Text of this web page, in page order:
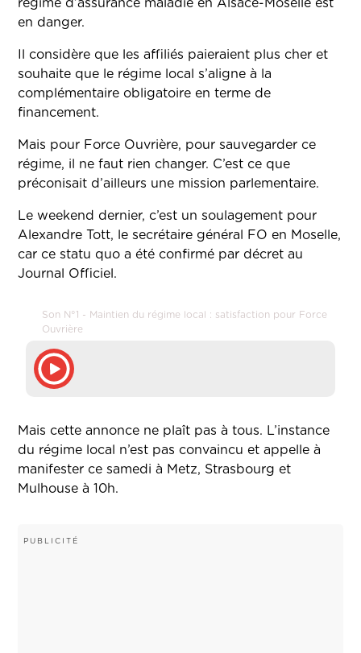
régime d’assurance maladie en Alsace-Moselle est
en danger.
Il considère que les affiliés paieraient plus cher et
souhaite que le régime local s’aligne à la
complémentaire obligatoire en terme de
financement.
Mais pour Force Ouvrière, pour sauvegarder ce
régime, il ne faut rien changer. C’est ce que
préconisait d’ailleurs une mission parlementaire.
Le weekend dernier, c’est un soulagement pour
Alexandre Tott, le secrétaire général FO en Moselle,
car ce statu quo a été confirmé par décret au
Journal Officiel.
Son N°1 - Maintien du régime local : satisfaction pour Force
Ouvrière
Mais cette annonce ne plaît pas à tous. L’instance
du régime local n’est pas convaincu et appelle à
manifester ce samedi à Metz, Strasbourg et
Mulhouse à 10h.